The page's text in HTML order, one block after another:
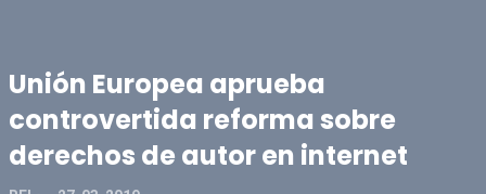
Unión Europea aprueba
controvertida reforma sobre
derechos de autor en internet